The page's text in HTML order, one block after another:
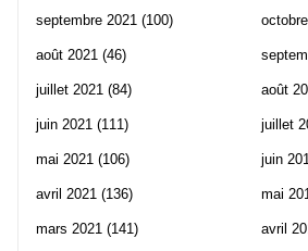
septembre 2021 (100)
août 2021 (46)
juillet 2021 (84)
juin 2021 (111)
mai 2021 (106)
avril 2021 (136)
mars 2021 (141)
août
juillet
juin
mai
avril